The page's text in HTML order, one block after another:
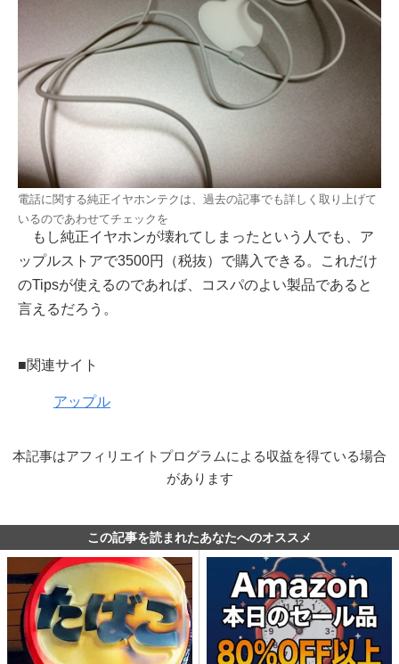
電話に関する純正イヤホンテクは、過去の記事でも詳しく取り上げて
いるのであわせてチェックを
もし純正イヤホンが壊れてしまったという人でも、ア
ップルストアで3500円（税抜）で購入できる。これだけ
のTipsが使えるのであれば、コスパのよい製品であると
言えるだろう。
■関連サイト
アップル
本記事はアフィリエイトプログラムによる収益を得ている場合
があります
この記事を読まれたあなたへのオススメ